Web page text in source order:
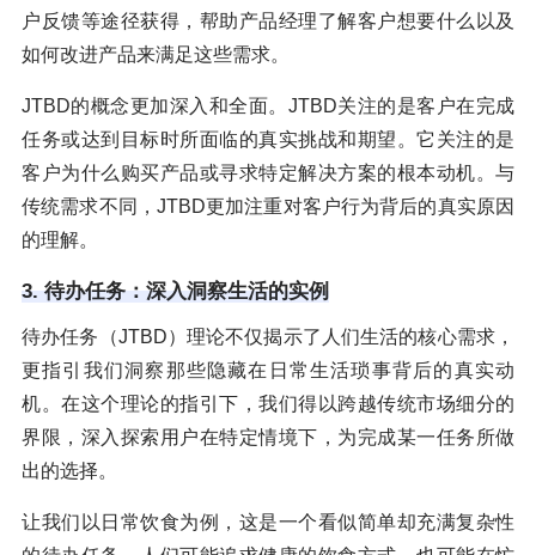
户反馈等途径获得，帮助产品经理了解客户想要什么以及
如何改进产品来满足这些需求。
JTBD的概念更加深入和全面。JTBD关注的是客户在完成
任务或达到目标时所面临的真实挑战和期望。它关注的是
客户为什么购买产品或寻求特定解决方案的根本动机。与
传统需求不同，JTBD更加注重对客户行为背后的真实原因
的理解。
3. 待办任务：深入洞察生活的实例
待办任务（JTBD）理论不仅揭示了人们生活的核心需求，
更指引我们洞察那些隐藏在日常生活琐事背后的真实动
机。在这个理论的指引下，我们得以跨越传统市场细分的
界限，深入探索用户在特定情境下，为完成某一任务所做
出的选择。
让我们以日常饮食为例，这是一个看似简单却充满复杂性